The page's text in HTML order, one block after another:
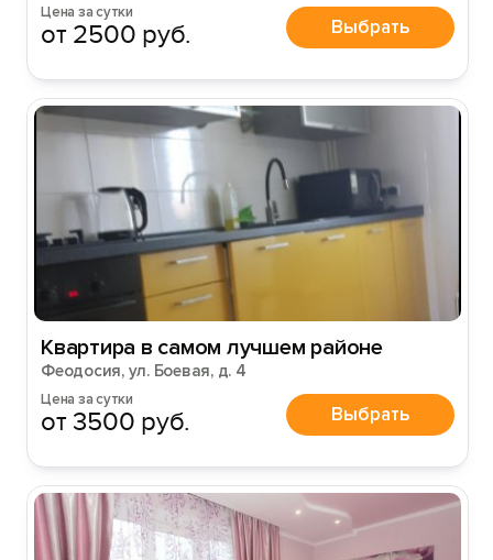
Цена за сутки
от 2500 руб. Выбрать
Квартира в самом лучшем районе
Феодосия, ул. Боевая, д. 4
Цена за сутки
от 3500 руб. Выбрать
Вход на сайт
Войти илиЗарегистрироваться
Войти
Войти с помощью